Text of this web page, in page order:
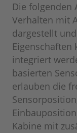
Die folgenden
Verhalten mit
dargestellt
integriert
basierten
erlauben die
Kabine mit